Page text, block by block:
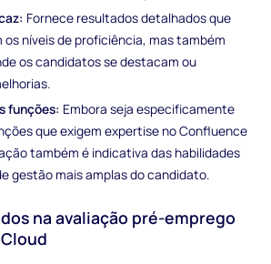
Fornece resultados detalhados que
os níveis de proficiência, mas também
os candidatos se destacam ou
funções: Embora seja especificamente
que exigem expertise no Confluence
também é indicativa das habilidades
gestão mais amplas do candidato.
na avaliação pré-emprego